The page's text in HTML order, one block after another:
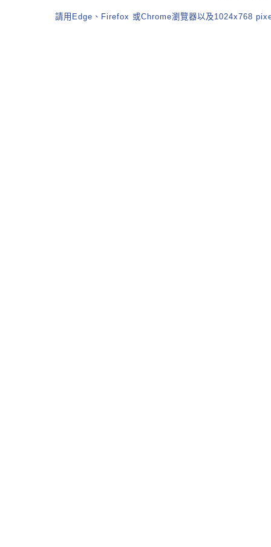
請用Edge、Firefox 或Chrome瀏覽器以及1024x768